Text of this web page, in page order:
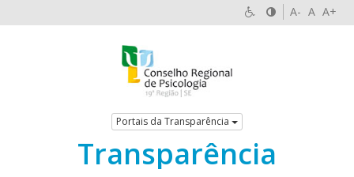
A- A A+
Portais da Transparência
Transparência